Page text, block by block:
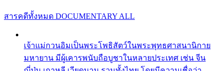
สารคดีทั้งหมด DOCUMENTARY ALL
เจ้าแม่กวนอิมเป็นพระโพธิสัตว์ในพระพุทธศาสนานิกาย
มหายาน มีผู้เคารพนับถือบูชาในหลายประเทศ เช่น จีน